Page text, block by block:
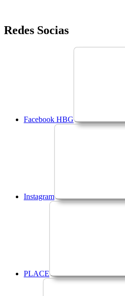
Saltar
para
Redes Socias
Facebook HBG
Instagram
PLACE